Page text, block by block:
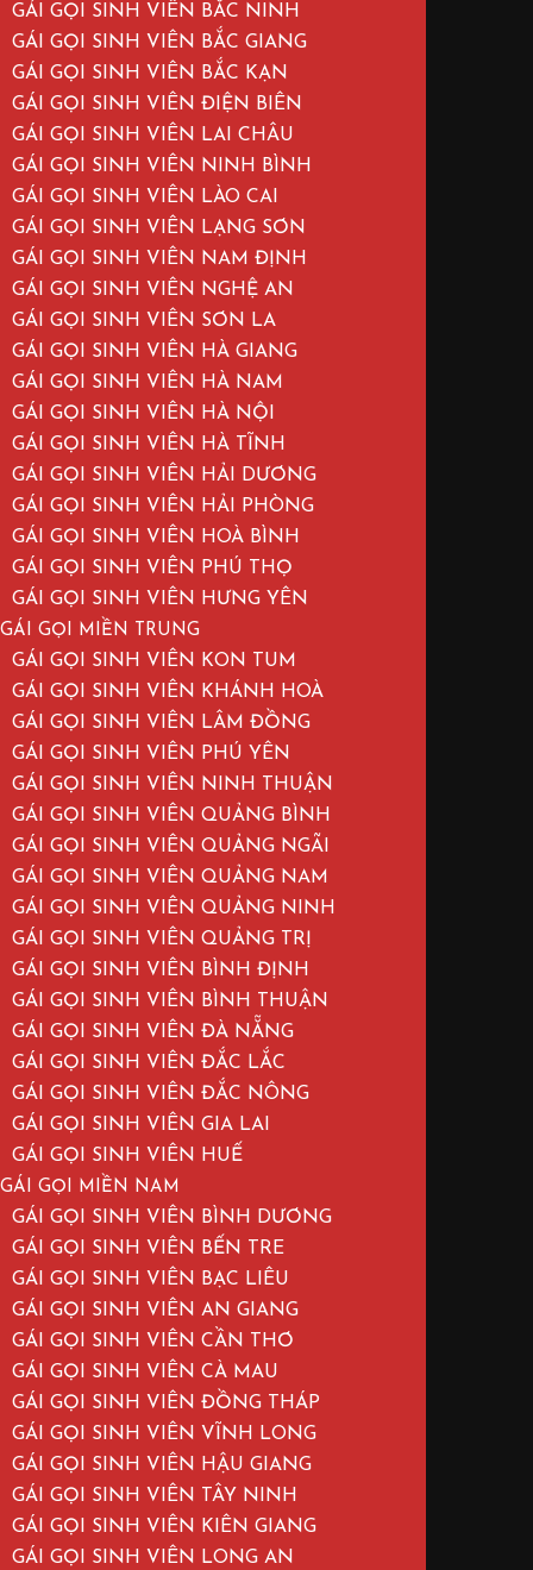
GÁI GỌI SINH VIÊN BẮC NINH
GÁI GỌI SINH VIÊN BẮC GIANG
GÁI GỌI SINH VIÊN BẮC KẠN
GÁI GỌI SINH VIÊN ĐIỆN BIÊN
GÁI GỌI SINH VIÊN LAI CHÂU
GÁI GỌI SINH VIÊN NINH BÌNH
GÁI GỌI SINH VIÊN LÀO CAI
GÁI GỌI SINH VIÊN LẠNG SƠN
GÁI GỌI SINH VIÊN NAM ĐỊNH
GÁI GỌI SINH VIÊN NGHỆ AN
GÁI GỌI SINH VIÊN SƠN LA
GÁI GỌI SINH VIÊN HÀ GIANG
GÁI GỌI SINH VIÊN HÀ NAM
GÁI GỌI SINH VIÊN HÀ NỘI
GÁI GỌI SINH VIÊN HÀ TĨNH
GÁI GỌI SINH VIÊN HẢI DƯƠNG
GÁI GỌI SINH VIÊN HẢI PHÒNG
GÁI GỌI SINH VIÊN HOÀ BÌNH
GÁI GỌI SINH VIÊN PHÚ THỌ
GÁI GỌI SINH VIÊN HƯNG YÊN
GÁI GỌI MIỀN TRUNG
GÁI GỌI SINH VIÊN KON TUM
GÁI GỌI SINH VIÊN KHÁNH HOÀ
GÁI GỌI SINH VIÊN LÂM ĐỒNG
GÁI GỌI SINH VIÊN PHÚ YÊN
GÁI GỌI SINH VIÊN NINH THUẬN
GÁI GỌI SINH VIÊN QUẢNG BÌNH
GÁI GỌI SINH VIÊN QUẢNG NGÃI
GÁI GỌI SINH VIÊN QUẢNG NAM
GÁI GỌI SINH VIÊN QUẢNG NINH
GÁI GỌI SINH VIÊN QUẢNG TRỊ
GÁI GỌI SINH VIÊN BÌNH ĐỊNH
GÁI GỌI SINH VIÊN BÌNH THUẬN
GÁI GỌI SINH VIÊN ĐÀ NẴNG
GÁI GỌI SINH VIÊN ĐẮC LẮC
GÁI GỌI SINH VIÊN ĐẮC NÔNG
GÁI GỌI SINH VIÊN GIA LAI
GÁI GỌI SINH VIÊN HUẾ
GÁI GỌI MIỀN NAM
GÁI GỌI SINH VIÊN BÌNH DƯƠNG
GÁI GỌI SINH VIÊN BẾN TRE
GÁI GỌI SINH VIÊN BẠC LIÊU
GÁI GỌI SINH VIÊN AN GIANG
GÁI GỌI SINH VIÊN CẦN THƠ
GÁI GỌI SINH VIÊN CÀ MAU
GÁI GỌI SINH VIÊN ĐỒNG THÁP
GÁI GỌI SINH VIÊN VĨNH LONG
GÁI GỌI SINH VIÊN HẬU GIANG
GÁI GỌI SINH VIÊN TÂY NINH
GÁI GỌI SINH VIÊN KIÊN GIANG
GÁI GỌI SINH VIÊN LONG AN